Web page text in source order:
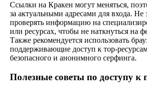
Ссылки на Кракен могут меняться,
за актуальными адресами для входа. Не
проверять информацию на
или ресурсах, чтобы не наткнуться на
Также рекомендуется использовать
поддерживающие доступ к тор-
безопасного и анонимного серфинга.
Полезные советы по доступу к